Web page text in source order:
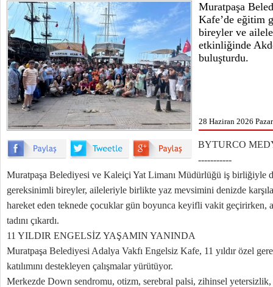
Muratpaşa
Kafe’de eğitim
bireyler ve
etkinliğinde
buluşturdu.
28 Haziran 2026
BYTURCO
-----------
Muratpaşa Belediyesi ve Kaleiçi Yat Limanı Müdürlüğü iş birliğiyle
gereksinimli bireyler, aileleriyle birlikte yaz mevsimini denizde
hareket eden teknede çocuklar gün boyunca keyifli vakit geçirirken,
tadını çıkardı.
11 YILDIR ENGELSİZ YAŞAMIN YANINDA
Muratpaşa Belediyesi Adalya Vakfı Engelsiz Kafe, 11 yıldır özel
katılımını destekleyen çalışmalar yürütüyor.
Merkezde Down sendromu, otizm, serebral palsi, zihinsel